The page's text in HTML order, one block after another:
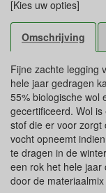
[Kies uw opties]
Omschrijving
Fijne zachte legging
hele jaar gedragen
55% biologische wol
gecertificeerd. Wol
stof die er voor zorgt
vocht opneemt
te dragen in de
een rok het hele jaar
door de